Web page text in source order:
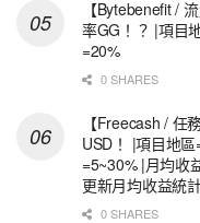
【Bytebenefit /
率GG！？ |項目
=20%
0 SHARES
【Freecash / 任
USD！ |項目地
=5~30% |月均收
更新月均收益統
0 SHARES